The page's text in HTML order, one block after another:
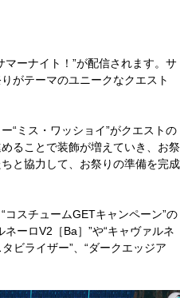
ーナイト！”が配信されます。サ
がテーマのユニークなクエスト
“ミス・ワッショイ”がクエストの
ることで装飾が増えていき、お祭
と協力して、お祭りの準備を完成
スチュームGETキャンペーン”の
ーロV2［Ba］”や“キャヴァルネ
ビライザー”、“ダークエッジア